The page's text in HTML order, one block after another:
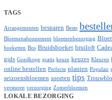
TAGS
Arrangementen besparen Beste
Bloemenabonnement bloemenbezorging
boeketten Bos Bruidsboeket bruiloft
gids Goedkope gratis keuze keuzes Kleuren
online bestellen Perfecte planten Populair
seizoensbloemen soorten tips
versturen verzorging Zomerbloemen
LOKALE BEZORGING